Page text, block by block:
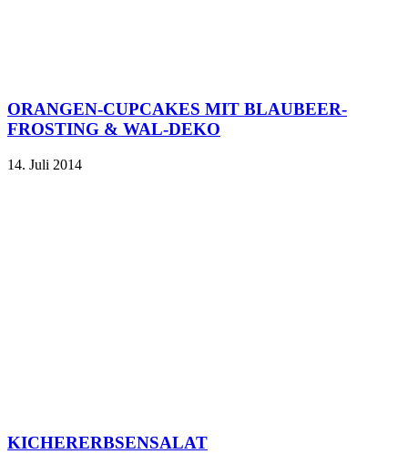
ORANGEN-CUPCAKES MIT BLAUBEER-
FROSTING & WAL-DEKO
14. Juli 2014
KICHERERBSENSALAT